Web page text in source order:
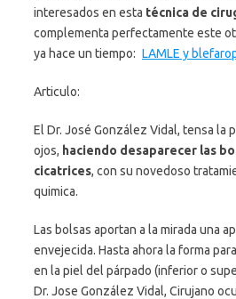
interesados en esta técnica de
complementa perfectamente este
ya hace un tiempo: LAMLE y
Articulo:
El Dr. José González Vidal, tensa la
ojos, haciendo desaparecer las
cicatrices, con su novedoso
quimica.
Las bolsas aportan a la mirada una
envejecida. Hasta ahora la forma
en la piel del párpado (inferior o
Dr. Jose González Vidal, Cirujano